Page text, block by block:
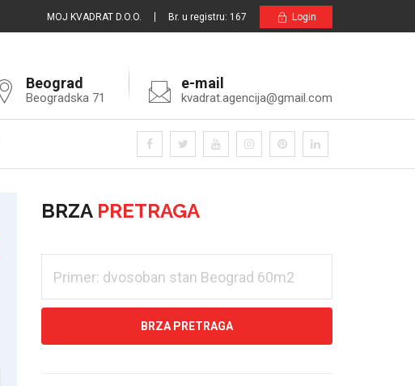
MOJ KVADRAT D.O.O. Br. u registru: 167 Login
Beograd
Beogradska 71
e-mail
kvadrat.agencija@gmail.com
BRZAPRETRAGA
BRZA PRETRAGA